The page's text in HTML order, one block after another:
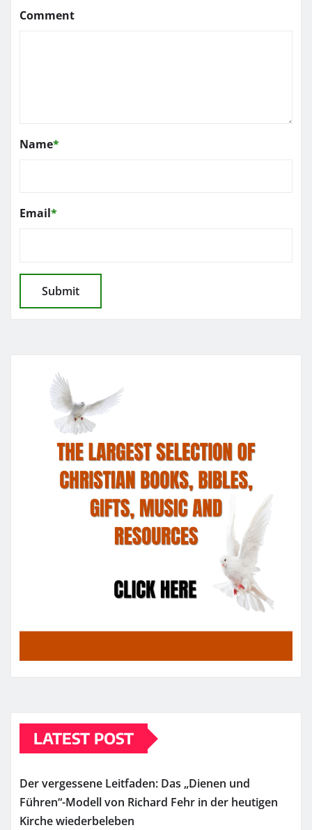
Comment
Name*
Email*
LATEST POST
Der vergessene Leitfaden: Das „Dienen und
Führen“-Modell von Richard Fehr in der heutigen
Kirche wiederbeleben